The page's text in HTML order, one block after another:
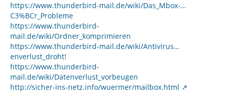
https://www.thunderbird-mail.de/wiki/Das_Mbox-…
C3%BCr_Probleme
https://www.thunderbird-
mail.de/wiki/Ordner_komprimieren
https://www.thunderbird-mail.de/wiki/Antivirus…
enverlust_droht!
https://www.thunderbird-
mail.de/wiki/Datenverlust_vorbeugen
http://sicher-ins-netz.info/wuermer/mailbox.html